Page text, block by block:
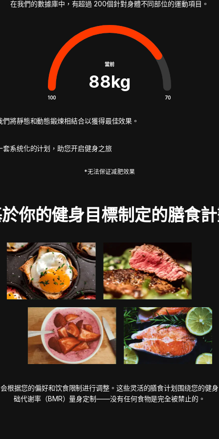
在我們的數據庫中，有超過 200個針對身體不同部位的運動項目。
當前
88kg
100 70
們將靜態和動態鍛煉相結合以獲得最佳效果。
套系统化的计划，助您开启健身之旅
*无法保证减肥效果
你的健身目標制定的膳食
根据您的偏好和饮食限制进行调整。这些灵活的膳食计划围绕您的健
础代谢率（BMR）量身定制——没有任何食物是完全被禁止的。